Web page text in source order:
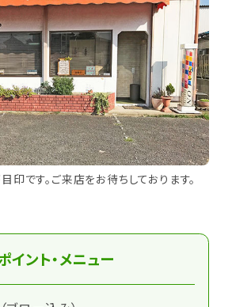
印です。ご来店をお待ちしております。
イント・メニュー